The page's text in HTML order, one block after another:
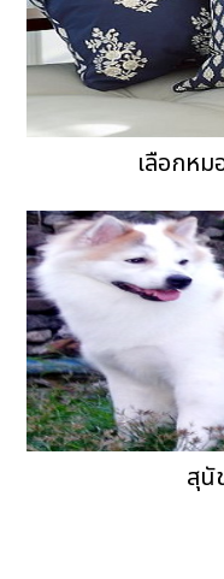
เลือกห
สุนั